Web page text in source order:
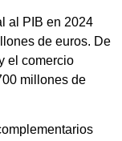
al PIB en 2024
de euros. De
el comercio
millones de